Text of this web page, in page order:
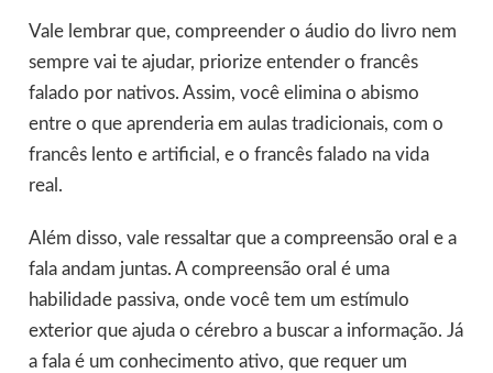
Vale lembrar que, compreender o áudio do livro nem
sempre vai te ajudar, priorize entender o francês
falado por nativos. Assim, você elimina o abismo
entre o que aprenderia em aulas tradicionais, com o
francês lento e artificial, e o francês falado na vida
real.
Além disso, vale ressaltar que a compreensão oral e a
fala andam juntas. A compreensão oral é uma
habilidade passiva, onde você tem um estímulo
exterior que ajuda o cérebro a buscar a informação. Já
a fala é um conhecimento ativo, que requer um